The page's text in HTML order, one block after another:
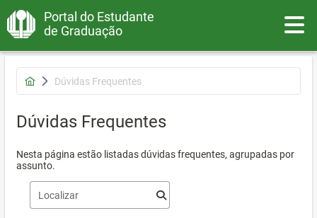
Portal do Estudante
de Graduação
Dúvidas Frequentes
Dúvidas Frequentes
Nesta página estão listadas dúvidas frequentes, agrupadas por
assunto.